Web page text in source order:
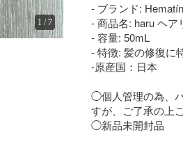
1 /7
- ブランド:
- 商品名: haru ヘア
- 容量: 50mL
- 特徴: 髪の修復に
-原産国：日本
◯個人管理の為、
すが、ご了承の上
◯新品未開封品